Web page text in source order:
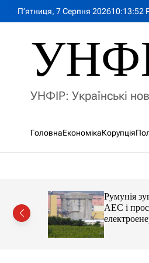
П’ятниця, 7 Серпня 202610:13:53
УНФІР: Українські
ГоловнаЕкономікаКорупція
цін і
Румунія
АЕС і